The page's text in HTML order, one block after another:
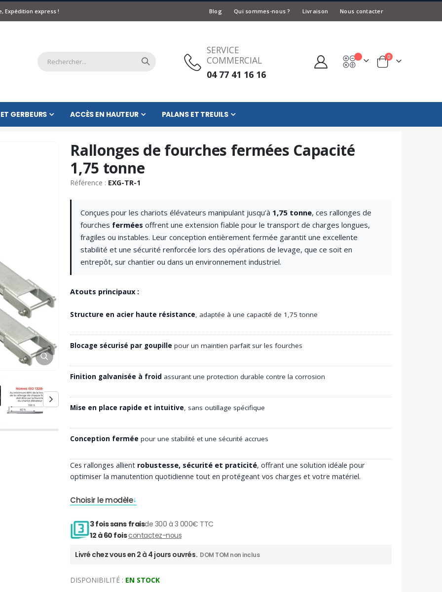
Expédition express ! Blog Qui sommes-nous ? Livraison Nous contacter
SERVICE
COMMERCIAL
04 77 41 16 16
Panier
0articles
Devis
GERBEURS ACCÈS EN HAUTEUR PALANS ET TREUILS
Rallonges de fourches fermées Capacité
1,75 tonne
Référence : EXG-TR-1
Conçues pour les chariots élévateurs manipulant jusqu’à 1,75 tonne, ces rallonges de
fourches fermées offrent une extension fiable pour le transport de charges longues,
fragiles ou instables. Leur conception entièrement fermée garantit une excellente
stabilité et une sécurité renforcée lors des opérations de levage, que ce soit en
entrepôt, sur chantier ou dans un environnement industriel.
Atouts principaux :
Structure en acier haute résistance, adaptée à une capacité de 1,75 tonne
Blocage sécurisé par goupille pour un maintien parfait sur les fourches
Finition galvanisée à froid assurant une protection durable contre la corrosion
Mise en place rapide et intuitive, sans outillage spécifique
Conception fermée pour une stabilité et une sécurité accrues
Ces rallonges allient robustesse, sécurité et praticité, offrant une solution idéale pour
optimiser la manutention quotidienne tout en protégeant vos charges et votre matériel.
Choisir le modèle
3 fois sans fraisde 300 à 3 000€ TTC
12 à 60 foiscontactez-nous
Livré chez vous en 2 à 4 jours ouvrés. DOM TOM non inclus
DISPONIBILITÉ : EN STOCK